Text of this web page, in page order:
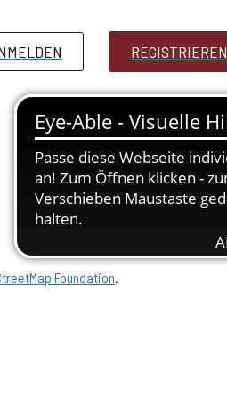
PRESSE REGISTRIEREN
Foundation.